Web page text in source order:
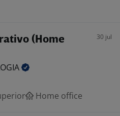
(Home
30 jul
Home office